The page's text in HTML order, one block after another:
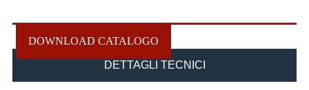
DOWNLOAD CATALOGO
DETTAGLI TECNICI